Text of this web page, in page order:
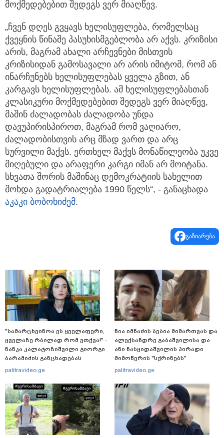
მოქმედებებით შედეგს ვერ მიაღწევ.
„ჩვენ დღეს გვყავს ხელისუფლება, რომელსაც
ქვეყნის წინაშე პასუხისმგებლობა არ აქვს. კრიზისი
არის, მაგრამ ახალი არჩევნები მისთვის
კრიზისიდან გამოსავალი არ არის იმიტომ, რომ ან
ინარჩუნებს ხელისუფლებას ყველა გზით, ან
კარგავს ხელისუფლებას. ამ ხელისუფლებასთან
კლასიკური მოქმედებებით შედეგს ვერ მიაღწევ,
მაშინ ძალადობას ძალადობა უნდა
დავუპირისპიროთ, მაგრამ რომ ვაღიარო,
ძალადობისთვის არც მზად ვართ და არც
სურვილი მაქვს. ერთხელ მაქვს მონაწილეობა უკვე
მიღებული და არაფერი კარგი იმან არ მოიტანა.
სხვათა შორის მაშინაც დემოკრატიის სახელით
მოხდა გადატრიალება 1990 წელს“, - განაცხადა
აკაკი ბობოხიძემ.
გაზიარება
"სა­მარ­ცხვი­ნოა ეს ყვე­ლა­ფე­რი,
ყვე­ლა­ზე რბი­ლად რომ ვთქვა!" -
ნანკა კალატოზიშვილი გიორგი
ბარამიძის განცხადებას
ეხმაურება
palitravideo.ge
ნია იმნაძის ბებია მიმართვას და
ალექსანდრე გაბაშვილისა და
ანი ნასყიდაშვილის პირადი
მიმოწერის "სქრინებს"
ავრცელებს
palitravideo.ge